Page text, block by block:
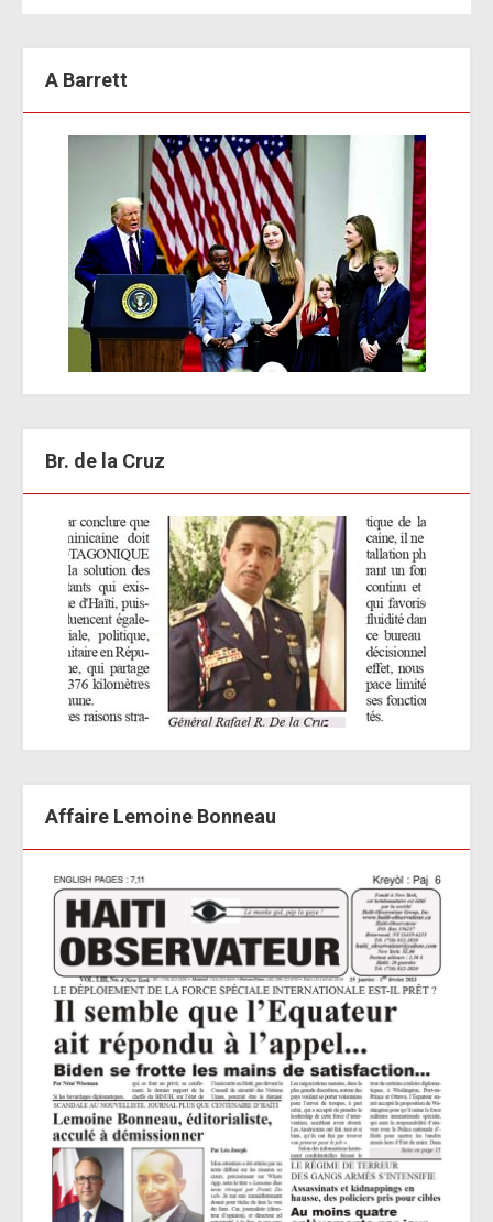
A Barrett
Br. de la Cruz
Affaire Lemoine Bonneau